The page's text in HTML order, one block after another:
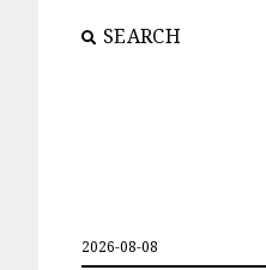
SEARCH
2026-08-08